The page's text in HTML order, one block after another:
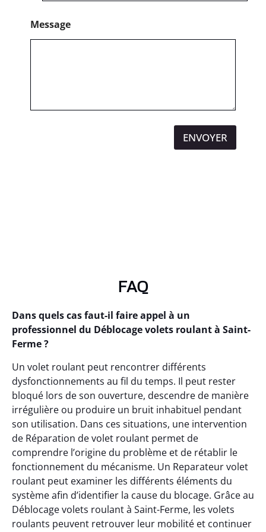
Message
ENVOYER
FAQ
Dans quels cas faut-il faire appel à un
professionnel du Déblocage volets roulant à Saint-
Ferme ?
Un volet roulant peut rencontrer différents
dysfonctionnements au fil du temps. Il peut rester
bloqué lors de son ouverture, descendre de manière
irrégulière ou produire un bruit inhabituel pendant
son utilisation. Dans ces situations, une intervention
de Réparation de volet roulant permet de
comprendre l’origine du problème et de rétablir le
fonctionnement du mécanisme. Un Reparateur volet
roulant peut examiner les différents éléments du
système afin d’identifier la cause du blocage. Grâce au
Déblocage volets roulant à Saint-Ferme, les volets
roulants peuvent retrouver leur mobilité et continuer